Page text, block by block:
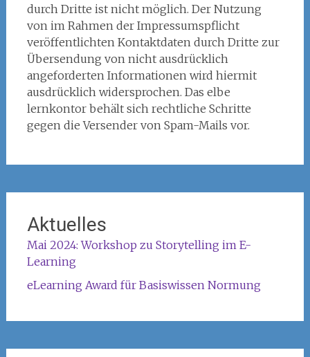
durch Dritte ist nicht möglich. Der Nutzung
von im Rahmen der Impressumspflicht
veröffentlichten Kontaktdaten durch Dritte zur
Übersendung von nicht ausdrücklich
angeforderten Informationen wird hiermit
ausdrücklich widersprochen. Das elbe
lernkontor behält sich rechtliche Schritte
gegen die Versender von Spam-Mails vor.
Aktuelles
Mai 2024: Workshop zu Storytelling im E-
Learning
eLearning Award für Basiswissen Normung